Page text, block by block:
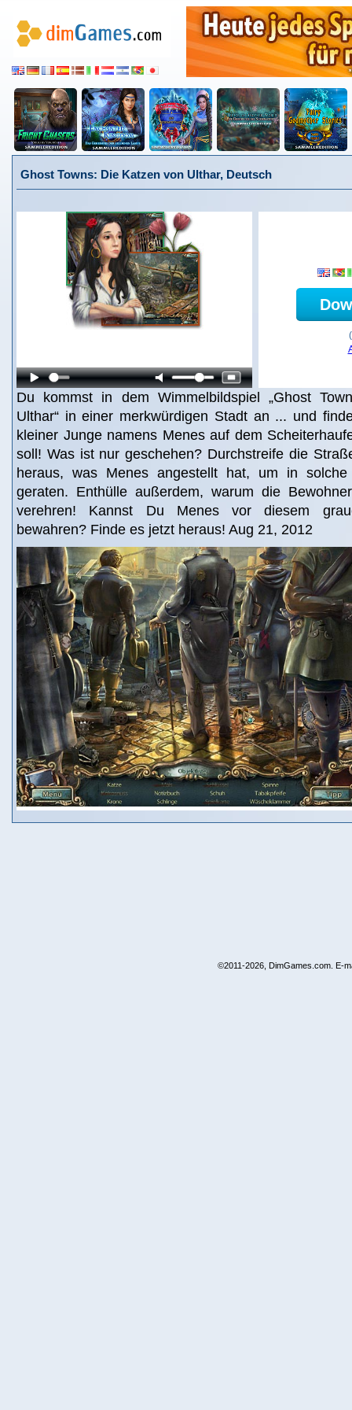
Ghost Towns: Die Katzen von Ulthar, Deutsch
Du kommst in dem Wimmelbildspiel „Ghost
Ulthar“ in einer merkwürdigen Stadt an ... und
kleiner Junge namens Menes auf dem
soll! Was ist nur geschehen? Durchstreife die
heraus, was Menes angestellt hat, um in solche
geraten. Enthülle außerdem, warum die
verehren! Kannst Du Menes vor diesem
bewahren? Finde es jetzt heraus! Aug 21, 2012
©2011-2026, DimGames.com. E-